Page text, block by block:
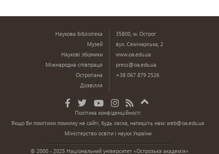
Наукова бібліотека
Музей
Наукові збірники
Міжнародна співпраця
Острогіана
Дозвілля
35800, м. Острог
вул. Семінарська, 2
www.oa.edu.ua
press@oa.edu.ua
+38 067 879 2526
Політика конфіденційності
Якщо Ви помітили помилку на сайті, будь ласка, напишіть нам:web@oa.edu.ua
Міністерство освіти і науки України
© 2000 - 2025 Національний університет «Острозька академія»